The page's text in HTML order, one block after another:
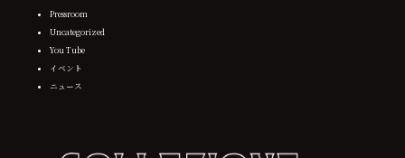
Pressroom
Uncategorized
You Tube
イベント
ニュース